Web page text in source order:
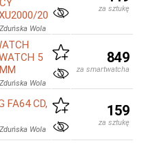
20
Zduńska Wola
za sztukę
5
Zduńska Wola
849
za smartwatcha
FA64 CD,
Zduńska Wola
159
za sztukę